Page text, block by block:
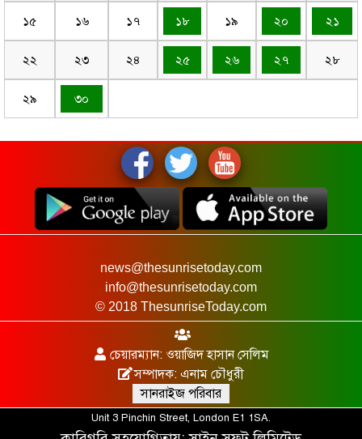
১৫ ১৬ ১৭ ১৮ ১৯ ২০ ২১
২২ ২৩ ২৪ ২৫ ২৬ ২৭ ২৮
২৯ ৩০
news@thesunrisetoday.com
info@thesunrisetoday.com
© 2018 ThesunriseToday.com
চেয়ারম্যান: ওয়াজিদ হাসান সেলিম
সম্পাদক: এনাম চৌধুরী
সানরাইজ পরিবার
Unit 3 Pinchin Street, London E1 1SA.